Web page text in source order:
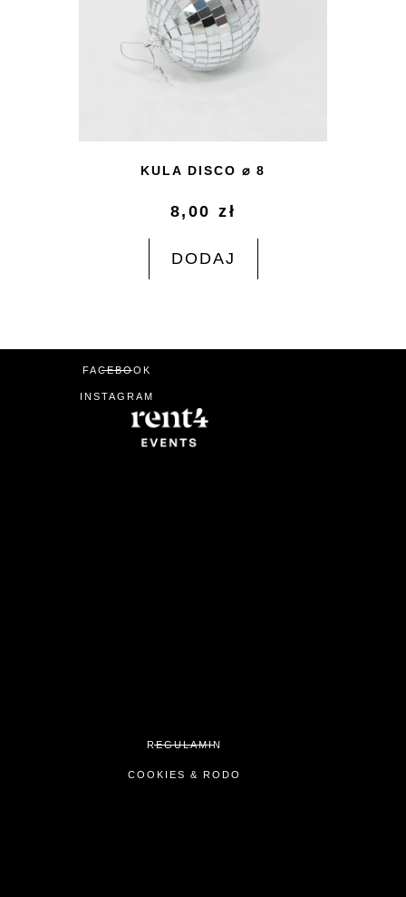
KULA DISCO ⌀ 8
8,00zł
DODAJ
FACEBOOK
INSTAGRAM
REGULAMIN
COOKIES & RODO